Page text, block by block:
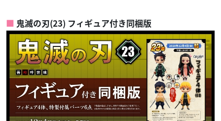
鬼滅の刃(23) フィギュア付き同梱版